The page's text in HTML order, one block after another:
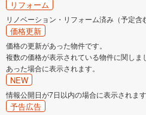
リフォーム
リノベーション・リフォーム済み（予定含
価格更新
価格の更新があった物件です。
複数の価格が表示されている物件に関し
あった場合に表示されます。
NEW
情報公開日が7日以内の場合に表示されます
予告広告